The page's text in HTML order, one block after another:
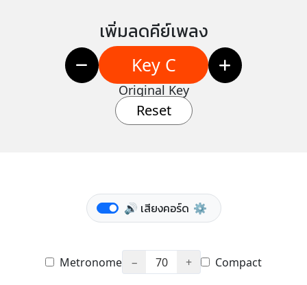
เพิ่มลดคีย์เพลง
Key C
Original Key
Reset
🔊 เสียงคอร์ด ⚙️
Metronome − 70 + Compact